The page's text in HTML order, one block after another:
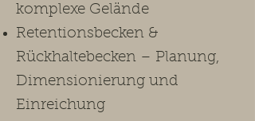
komplexe Gelände
Retentionsbecken &
Rückhaltebecken – Planung,
Dimensionierung und
Einreichung